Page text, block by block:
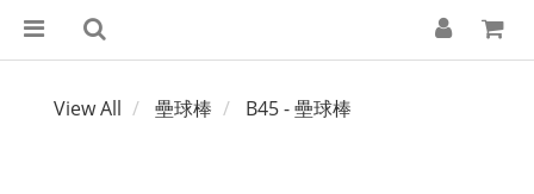
View All 壘球棒 B45 - 壘球棒